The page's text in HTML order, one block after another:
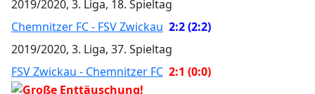
2019/2020, 3. Liga, 18. Spieltag
Chemnitzer FC - FSV Zwickau 2:2 (2:2)
2019/2020, 3. Liga, 37. Spieltag
FSV Zwickau - Chemnitzer FC 2:1 (0:0)